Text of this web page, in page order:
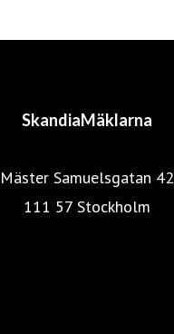
SkandiaMäklarna
Mäster Samuelsgatan 42
111 57 Stockholm